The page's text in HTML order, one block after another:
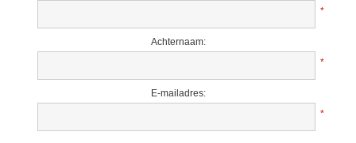
*
Achternaam:
*
E-mailadres:
*